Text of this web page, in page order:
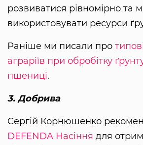
розвиватися рівномірно та
використовувати ресурси
Раніше ми писали про
аграріїв при обробітку
пшениці.
3. Добрива
Сергій Корнюшенко
DEFENDA Насіння для